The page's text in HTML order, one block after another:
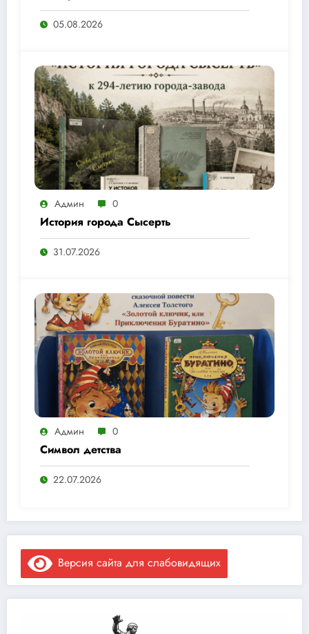
05.08.2026
Админ 0
История города Сысерть
31.07.2026
Админ 0
Символ детства
22.07.2026
Версия сайта для слабовидящих